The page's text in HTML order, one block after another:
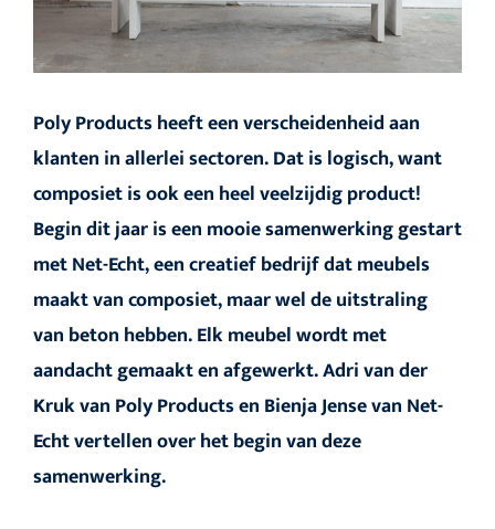
Poly Products heeft een verscheidenheid aan
klanten in allerlei sectoren. Dat is logisch, want
composiet is ook een heel veelzijdig product!
Begin dit jaar is een mooie samenwerking gestart
met Net-Echt, een creatief bedrijf dat meubels
maakt van composiet, maar wel de uitstraling
van beton hebben. Elk meubel wordt met
aandacht gemaakt en afgewerkt. Adri van der
Kruk van Poly Products en Bienja Jense van Net-
Echt vertellen over het begin van deze
samenwerking.